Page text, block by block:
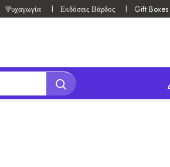
Ψυχαγωγία Εκδόσεις Βάρδος Gift Boxes